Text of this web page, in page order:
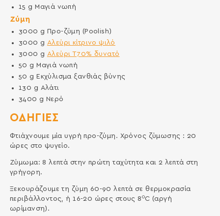
ΟΔΗΓΙΕΣ
Φτιάχνουμε μία υγρή προ-ζύμη. Χρόνος ζύμωσης : 20
ώρες στο ψυγείο.
Ζύμωμα: 8 λεπτά στην πρώτη ταχύτητα και 2 λεπτά στη
γρήγορη.
Ξεκουράζουμε τη ζύμη 60-90 λεπτά σε θερμοκρασία
περιβάλλοντος, ή 16-20 ώρες στους 8 0C (αργή
ωρίμανση).
15 g Μαγιά νωπή
Ζύμη
3000 g Προ-ζύμη (Poolish)
3000 g Αλεύρι κίτρινο ψιλό
3000 g Αλεύρι Τ70% δυνατό
50 g Μαγιά νωπή
50 g Εκχύλισμα ξανθιάς βύνης
130 g Αλάτι
3400 g Νερό